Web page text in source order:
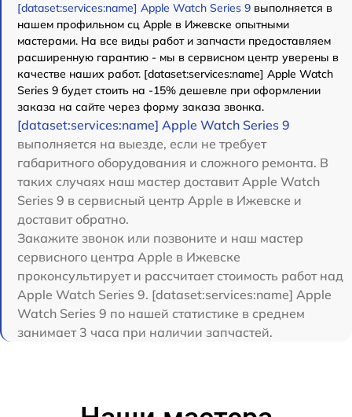
[dataset:services:name] Apple Watch Series 9 выполняется в
нашем профильном сц Apple в Ижевске опытными
мастерами. На все виды работ и запчасти предоставляем
расширенную гарантию - мы в сервисном центр уверены в
качестве наших работ. [dataset:services:name] Apple Watch
Series 9 будет стоить на -15% дешевле при оформлении
заказа на сайте через форму заказа звонка.
[dataset:services:name] Apple Watch Series 9
выполняется на выезде, если не требует
габаритного оборудования и сложного ремонта. В
таких случаях наш мастер доставит Apple Watch
Series 9 в сервисный центр Apple в Ижевске и
доставит обратно.
Закажите звонок или позвоните и наш мастер
сервисного центра Apple в Ижевске
проконсультирует и рассчитает стоимость работ над
Apple Watch Series 9. [dataset:services:name] Apple
Watch Series 9 по нашей статистике в среднем
занимает 3 часа при наличии запчастей.